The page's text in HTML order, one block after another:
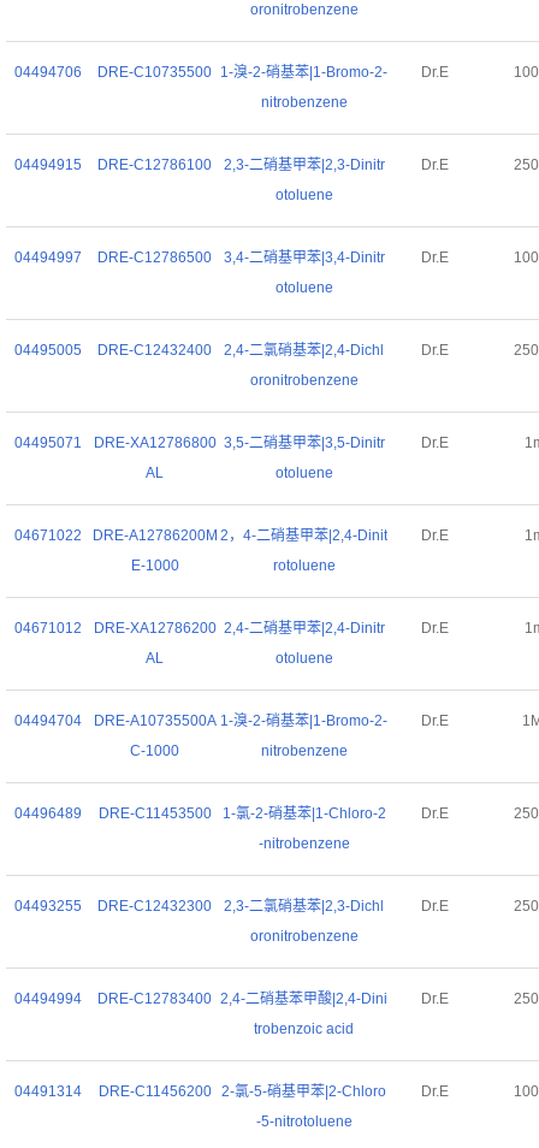
oronitrobenzene
04494706 DRE-C10735500 1-溴-2-硝基苯|1-Bromo-2-
nitrobenzene
Dr.E
04494915 DRE-C12786100
2,3-二硝基甲苯|2,3-Dinitr
otoluene
Dr.E
04494997 DRE-C12786500
3,4-二硝基甲苯|3,4-Dinitr
otoluene
Dr.E
04495005 DRE-C12432400
2,4-二氯硝基苯|2,4-Dichl
oronitrobenzene
Dr.E
04495071
DRE-XA12786800
AL
3,5-二硝基甲苯|3,5-Dinitr
otoluene
Dr.E
04671022
DRE-A12786200M
E-1000
2，4-二硝基甲苯|2,4-Dinit
rotoluene
Dr.E
04671012
DRE-XA12786200
AL
2,4-二硝基甲苯|2,4-Dinitr
otoluene
Dr.E
04494704
DRE-A10735500A
C-1000
1-溴-2-硝基苯|1-Bromo-2-
nitrobenzene
Dr.E
04496489 DRE-C11453500
1-氯-2-硝基苯|1-Chloro-2
-nitrobenzene
Dr.E
04493255 DRE-C12432300
2,3-二氯硝基苯|2,3-Dichl
oronitrobenzene
Dr.E
04494994 DRE-C12783400 2,4-二硝基苯甲酸|2,4-Dini
trobenzoic acid
Dr.E
04491314 DRE-C11456200
2-氯-5-硝基甲苯|2-Chloro
-5-nitrotoluene
Dr.E